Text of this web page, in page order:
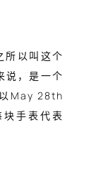
所以叫这个
说，是一个
May 28th
手表代表